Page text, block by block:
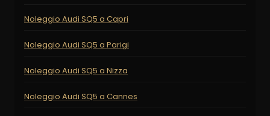
Noleggio Audi SQ5 a Capri
Noleggio Audi SQ5 a Parigi
Noleggio Audi SQ5 a Nizza
Noleggio Audi SQ5 a Cannes